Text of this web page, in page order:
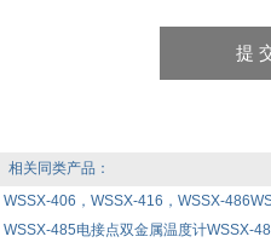
相关同类产品：
WSSX-406，WSSX-416，WSSX-
WSSX-485电接点双金属温度计WSSX-